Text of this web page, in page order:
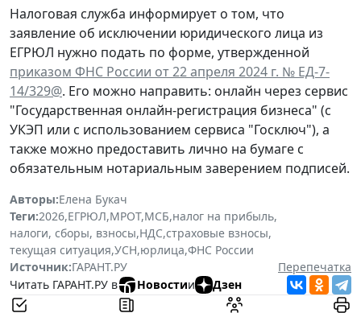
Налоговая служба информирует о том, что
заявление об исключении юридического лица из
ЕГРЮЛ нужно подать по форме, утвержденной
приказом ФНС России от 22 апреля 2024 г. № ЕД-7-
14/329@. Его можно направить: онлайн через сервис
"Государственная онлайн-регистрация бизнеса" (с
УКЭП или с использованием сервиса "Госключ"), а
также можно предоставить лично на бумаге с
обязательным нотариальным заверением подписей.
Авторы:Елена Букач
Теги:2026,ЕГРЮЛ,МРОТ,МСБ,налог на прибыль,
налоги, сборы, взносы,НДС,страховые взносы,
текущая ситуация,УСН,юрлица,ФНС России
Источник:ГАРАНТ.РУ
Перепечатка
Читать ГАРАНТ.РУ в
Новостии Дзен